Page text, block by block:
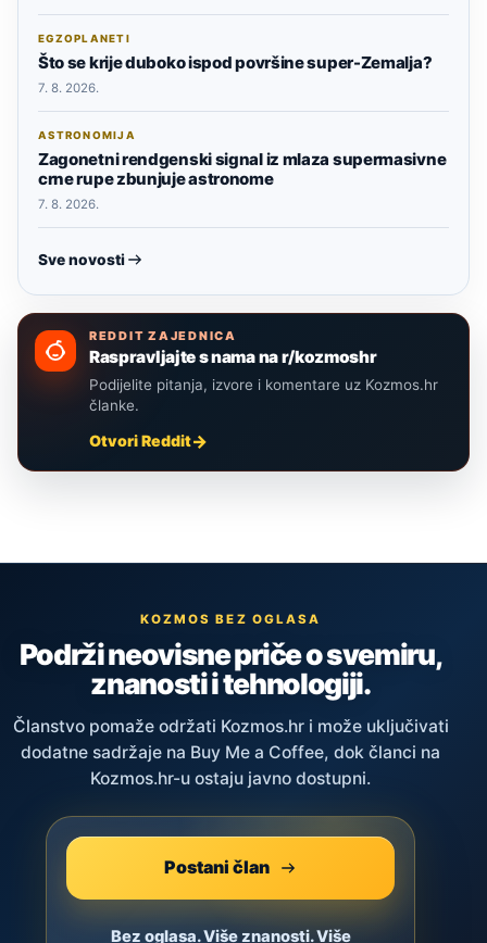
EGZOPLANETI
Što se krije duboko ispod površine super-Zemalja?
7. 8. 2026.
ASTRONOMIJA
Zagonetni rendgenski signal iz mlaza supermasivne
crne rupe zbunjuje astronome
7. 8. 2026.
Sve novosti
REDDIT ZAJEDNICA
Raspravljajte s nama na r/kozmoshr
Podijelite pitanja, izvore i komentare uz Kozmos.hr
članke.
Otvori Reddit
KOZMOS BEZ OGLASA
Podrži neovisne priče o svemiru,
znanosti i tehnologiji.
Članstvo pomaže održati Kozmos.hr i može uključivati
dodatne sadržaje na Buy Me a Coffee, dok članci na
Kozmos.hr-u ostaju javno dostupni.
Postani član
Bez oglasa. Više znanosti. Više